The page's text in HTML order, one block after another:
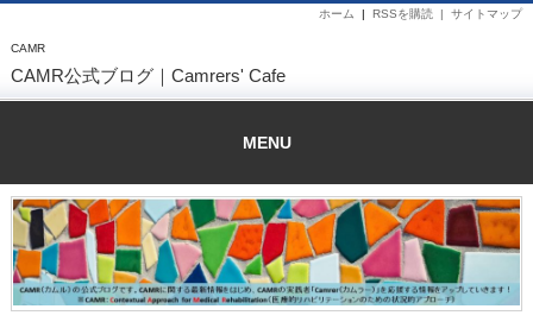
CAMR
サイトマップ
RSSを購読 |
ホーム |
CAMR公式ブログ｜Camrers' Cafe
MENU